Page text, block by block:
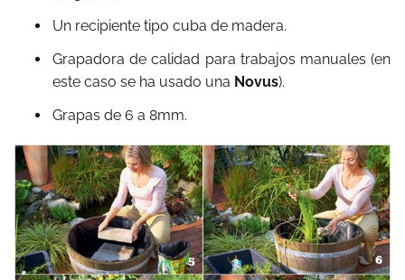
Un recipiente tipo cuba de madera.
Grapadora de calidad para trabajos manuales (en
este caso se ha usado una Novus).
Grapas de 6 a 8mm.